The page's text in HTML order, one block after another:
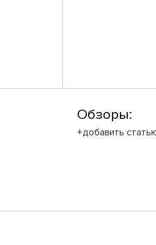
Обзоры:
+добавить